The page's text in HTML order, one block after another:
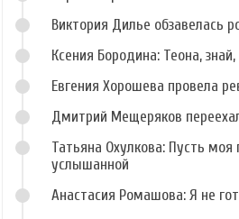
Виктория Дилье обзавелась
Ксения Бородина: Теона,
Евгения Хорошева провела
Дмитрий Мещеряков
Татьяна Охулкова: Пусть моя
услышанной
Анастасия Ромашова: Я не